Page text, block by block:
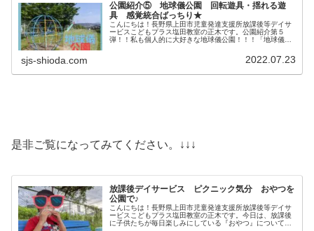
公園紹介⑤ 地球儀公園 回転遊具・揺れる遊
具 感覚統合ばっちり★
こんにちは！長野県上田市児童発達支援所放課後等デイサ
ービスこどもプラス塩田教室の正木です。公園紹介第５
弾！！私も個人的に大好きな地球儀公園！！！「地球儀公
sjs-shioda.com 2022.07.23
是非ご覧になってみてください。↓↓↓
放課後デイサービス ピクニック気分 おやつを
公園で♪
こんにちは！長野県上田市児童発達支援所放課後等デイサ
ービスこどもプラス塩田教室の正木です。今日は、放課後
に子供たちが毎日楽しみにしている『おやつ』について紹